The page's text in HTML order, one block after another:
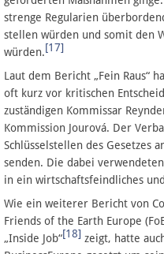
strenge Regularien
stellen würden und somit den
würden.[17]
Laut dem Bericht „Fein Raus“
oft kurz vor kritischen
zuständigen Kommissar
Kommission Jourová. Der
Schlüsselstellen des Gesetzes
senden. Die dabei
in ein wirtschaftsfeindliches
Wie ein weiterer Bericht von
Friends of the Earth Europe
„Inside Job“[18] zeigt, hatte